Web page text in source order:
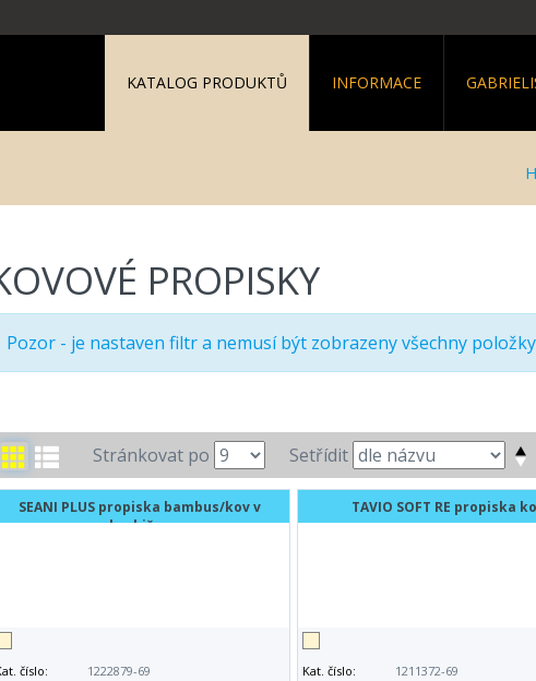
KATALOG PRODUKTŮ INFORMACE
PROPISKY
Pozor - je nastaven filtr a nemusí být zobrazeny všechny
Stránkovat po Setřídit
SEANI PLUS propiska bambus/kov v
krabičce
číslo:
1222879-69
TAVIO SOFT RE propiska
Kat. číslo:
1211372-69